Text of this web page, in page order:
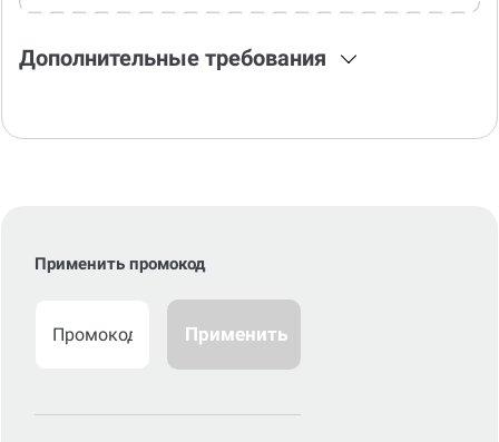
Дополнительные требования
Применить промокод
Применить